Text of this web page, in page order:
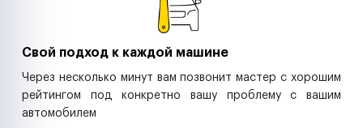
Свой подход к каждой машине
Через несколько минут вам позвонит мастер с хорошим
рейтингом под конкретно вашу проблему с вашим
автомобилем